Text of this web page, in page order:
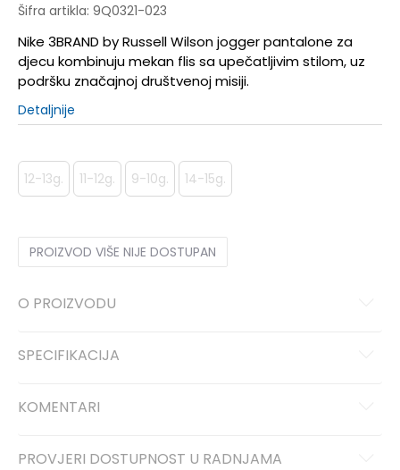
Šifra artikla: 9Q0321-023
Nike 3BRAND by Russell Wilson jogger pantalone za
djecu kombinuju mekan flis sa upečatljivim stilom, uz
podršku značajnoj društvenoj misiji.
Detaljnije
12-13g. 11-12g. 9-10g. 14-15g.
PROIZVOD VIŠE NIJE DOSTUPAN
O PROIZVODU
SPECIFIKACIJA
KOMENTARI
PROVJERI DOSTUPNOST U RADNJAMA